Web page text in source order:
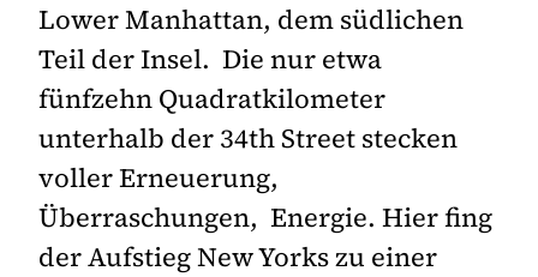
Lower Manhattan, dem südlichen
Teil der Insel. Die nur etwa
fünfzehn Quadratkilometer
unterhalb der 34th Street stecken
voller Erneuerung,
Überraschungen, Energie. Hier fing
der Aufstieg New Yorks zu einer